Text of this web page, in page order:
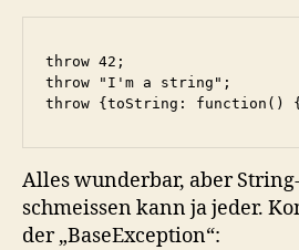
throw 42;
throw "I'm a string";
throw {toString:
Alles wunderbar, aber
schmeissen kann ja jeder.
der „BaseException“: